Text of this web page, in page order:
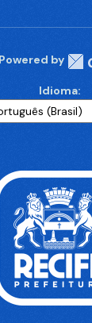
Powered by
Idioma